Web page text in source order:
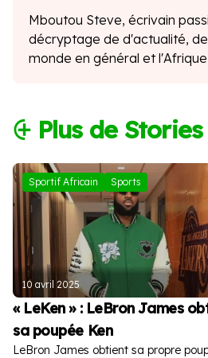
Mboutou Steve, écrivain
décryptage de d'actualité,
monde en général et
⨭ Plus de Stories
Sportif Africain Sports
10 avril 2025
« LeKen » : LeBron James
sa poupée Ken
LeBron James obtient sa propre